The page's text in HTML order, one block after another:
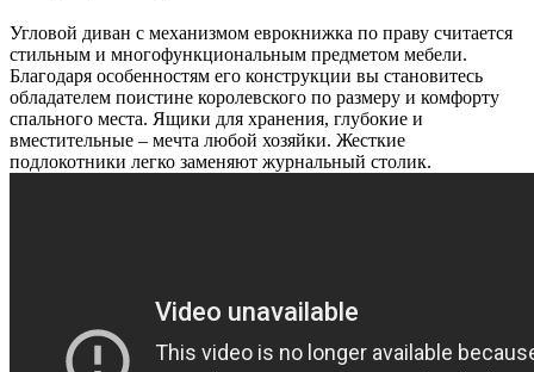
Угловой диван с механизмом еврокнижка по праву считается
стильным и многофункциональным предметом мебели.
Благодаря особенностям его конструкции вы становитесь
обладателем поистине королевского по размеру и комфорту
спального места. Ящики для хранения, глубокие и
вместительные – мечта любой хозяйки. Жесткие
подлокотники легко заменяют журнальный столик.